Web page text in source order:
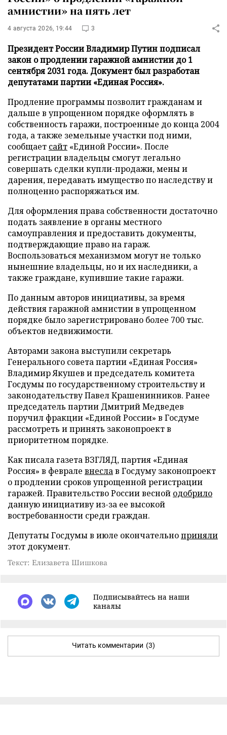
амнистии» на пять лет
4 августа 2026, 19:44 3
Президент России Владимир Путин подписал
закон о продлении гаражной амнистии до 1
сентября 2031 года. Документ был разработан
депутатами партии «Единая Россия».
Продление программы позволит гражданам и
дальше в упрощенном порядке оформлять в
собственность гаражи, построенные до конца 2004
года, а также земельные участки под ними,
сообщает сайт «Единой России». После
регистрации владельцы смогут легально
совершать сделки купли-продажи, мены и
дарения, передавать имущество по наследству и
полноценно распоряжаться им.
Для оформления права собственности достаточно
подать заявление в органы местного
самоуправления и предоставить документы,
подтверждающие право на гараж.
Воспользоваться механизмом могут не только
нынешние владельцы, но и их наследники, а
также граждане, купившие такие гаражи.
По данным авторов инициативы, за время
действия гаражной амнистии в упрощенном
порядке было зарегистрировано более 700 тыс.
объектов недвижимости.
Авторами закона выступили секретарь
Генерального совета партии «Единая Россия»
Владимир Якушев и председатель комитета
Госдумы по государственному строительству и
законодательству Павел Крашенинников. Ранее
председатель партии Дмитрий Медведев
поручил фракции «Единой России» в Госдуме
рассмотреть и принять законопроект в
приоритетном порядке.
Как писала газета ВЗГЛЯД, партия «Единая
Россия» в феврале внеслав Госдуму законопроект
о продлении сроков упрощенной регистрации
гаражей. Правительство России весной одобрило
данную инициативу из-за ее высокой
востребованности среди граждан.
Депутаты Госдумы в июле окончательноприняли
этот документ.
Текст: Елизавета Шишкова
Подписывайтесь на наши
каналы
Читать комментарии (3)